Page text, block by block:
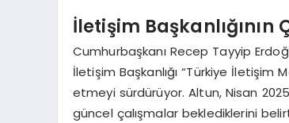
İletişim Başkanlığının
Cumhurbaşkanı Recep Tayyip
İletişim Başkanlığı “Türkiye
etmeyi sürdürüyor. Altun, Nisan
güncel çalışmalar beklediklerini